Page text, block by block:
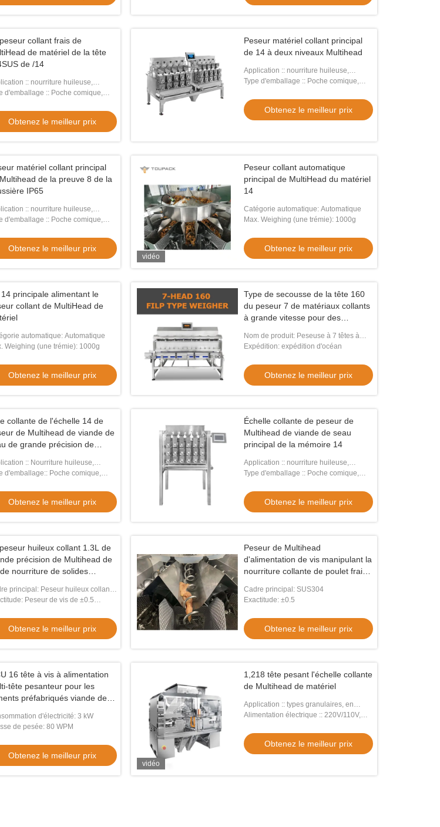
collant frais de
de matériel de la tête
de /14
:: nourriture huileuse,
fraîche
d'emballage :: Poche comique,
Obtenez le meilleur prix
Peseur matériel collant principal
de 14 à deux niveaux Multihead
Application :: nourriture huileuse,
collante, fraîche
Type d'emballage :: Poche comique,
Obtenez le meilleur prix
matériel collant principal
de la preuve 8 de la
IP65
:: nourriture huileuse,
fraîche
d'emballage :: Poche comique,
Obtenez le meilleur prix
vidéo
Peseur collant automatique
principal de MultiHead du matériel
14
Catégorie automatique: Automatique
Max. Weighing (une trémie): 1000g
Obtenez le meilleur prix
principale alimentant le
collant de MultiHead de
automatique: Automatique
Weighing (une trémie): 1000g
Obtenez le meilleur prix
Type de secousse de la tête 160
du peseur 7 de matériaux collants
à grande vitesse pour des
Nom de produit: Peseuse à 7 têtes à
160 degrés
Expédition: expédition d'océan
Obtenez le meilleur prix
collante de l'échelle 14 de
de Multihead de viande de
de grande précision de
:: Nourriture huileuse,
fraîche
d'emballage:: Poche comique,
Obtenez le meilleur prix
Échelle collante de peseur de
Multihead de viande de seau
principal de la mémoire 14
Application :: nourriture huileuse,
collante, fraîche
Type d'emballage :: Poche comique,
Obtenez le meilleur prix
huileux collant 1.3L de
précision de Multihead de
nourriture de solides
principal: Peseur huileux collant
de vis de Multihead de
Peseur de vis de ±0.5
Obtenez le meilleur prix
Peseur de Multihead
d'alimentation de vis manipulant la
nourriture collante de poulet frais
Cadre principal: SUS304
Exactitude: ±0.5
Obtenez le meilleur prix
16 tête à vis à alimentation
tête pesanteur pour les
préfabriqués viande de
d'électricité: 3 kW
de pesée: 80 WPM
Obtenez le meilleur prix
vidéo
1,218 tête pesant l'échelle collante
de Multihead de matériel
Application :: types granulaires, en
poudre ou autres
Alimentation électrique :: 220V/110V,
Obtenez le meilleur prix